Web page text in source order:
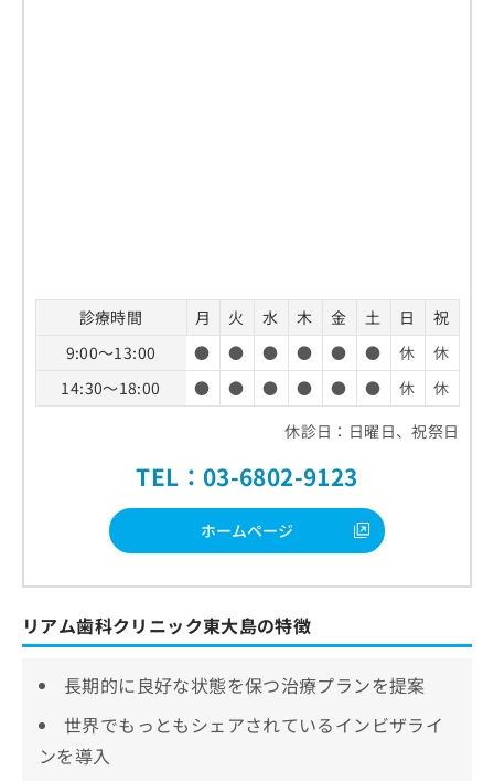
診療時間 月 火 水 木 金 土 日
祝
9:00～13:00
● ● ● ● ● ● 休
休
14:30～18:00
● ● ● ● ● ● 休
休
休診日：日曜日、祝祭日
TEL：03-6802-9123
ホームページ
リアム歯科クリニック東大島の特徴
長期的に良好な状態を保つ治療プランを提案
世界でもっともシェアされているインビザライ
ンを導入